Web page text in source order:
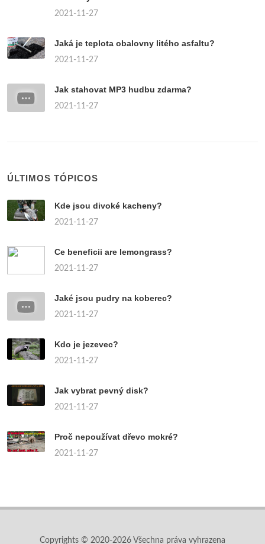
2021-11-27
Jaká je teplota obalovny litého asfaltu?
2021-11-27
Jak stahovat MP3 hudbu zdarma?
2021-11-27
ÚLTIMOS TÓPICOS
Kde jsou divoké kacheny?
2021-11-27
Ce beneficii are lemongrass?
2021-11-27
Jaké jsou pudry na koberec?
2021-11-27
Kdo je jezevec?
2021-11-27
Jak vybrat pevný disk?
2021-11-27
Proč nepoužívat dřevo mokré?
2021-11-27
Copyrights © 2020-2026 Všechna práva vyhrazena